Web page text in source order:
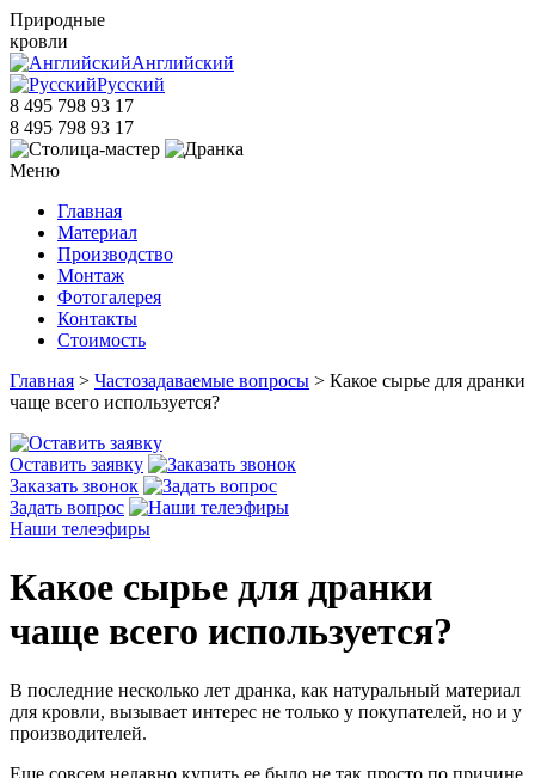
Природные
кровли
Английский
Русский
8 495 798 93 17
8 495 798 93 17
Меню
Главная
Материал
Производство
Монтаж
Фотогалерея
Контакты
Стоимость
Главная > Частозадаваемые вопросы > Какое сырье для дранки
чаще всего используется?
Оставить заявку
Заказать звонок
Задать вопрос
Наши телеэфиры
Какое сырье для дранки
чаще всего используется?
В последние несколько лет дранка, как натуральный материал
для кровли, вызывает интерес не только у покупателей, но и у
производителей.
Еще совсем недавно купить ее было не так просто по причине